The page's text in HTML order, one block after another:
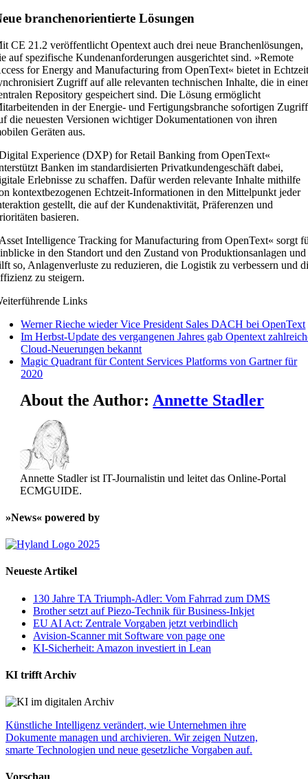
branchenorientierte Lösungen
CE 21.2 veröffentlicht Opentext auch drei neue Branchenlösungen,
auf spezifische Kundenanforderungen ausgerichtet sind. »Remote
for Energy and Manufacturing from OpenText« bietet in
Zugriff auf alle relevanten technischen Inhalte, die in
Repository gespeichert sind. Die Lösung ermöglicht
in der Energie- und Fertigungsbranche sofortigen Zugriff
die neuesten Versionen wichtiger Dokumentationen von ihren
Geräten aus.
Experience (DXP) for Retail Banking from OpenText«
Banken im standardisierten Privatkundengeschäft dabei,
Erlebnisse zu schaffen. Dafür werden relevante Inhalte mithilfe
kontextbezogenen Echtzeit-Informationen in den Mittelpunkt jeder
gestellt, die auf der Kundenaktivität, Präferenzen und
basieren.
Intelligence Tracking for Manufacturing from OpenText« sorgt
in den Standort und den Zustand von Produktionsanlagen und
so, Anlagenverluste zu reduzieren, die Logistik zu verbessern und
zu steigern.
Links
Werner Rieche wieder Vice President Sales DACH bei OpenText
Im Herbst-Update des vergangenen Jahres gab Opentext
Cloud-Neuerungen bekannt
Magic Quadrant für Content Services Platforms von Gartner für
2020
About the Author: Annette Stadler
Annette Stadler ist IT-Journalistin und leitet das Online-Portal
ECMGUIDE.
»News« powered by
Neueste Artikel
130 Jahre TA Triumph-Adler: Vom Fahrrad zum DMS
Brother setzt auf Piezo-Technik für Business-Inkjet
EU AI Act: Zentrale Vorgaben jetzt verbindlich
Avision-Scanner mit Software von page one
KI-Sicherheit: Amazon investiert in Lean
KI trifft Archiv
Künstliche Intelligenz verändert, wie Unternehmen ihre
Dokumente managen und archivieren. Wir zeigen Nutzen,
smarte Technologien und neue gesetzliche Vorgaben auf.